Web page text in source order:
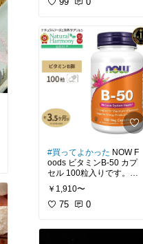
いた製品と変わらない量
&価格なのに、こちらは
特農なので倍使える！
と、言う訳で日頃、あま
り変化を望まない私です
が遂に...
乗り換えてしまいました
(つ﹏⊂)
他社の次亜塩素酸水は少
なからず刺激臭がありま
したが、アクアルファfだ
と原液でも二度嗅いじゃ
う程刺激臭がありませ
ん。
臭いがあった方が使って
のようなものがあったの
#買ってよかった
oods ビタミンB-50 カプ
セル 100粒入りです。葉
酸も入っていてビタミン
B群をまとめて摂取でき
る優れもの。
￥1,910〜
75 0